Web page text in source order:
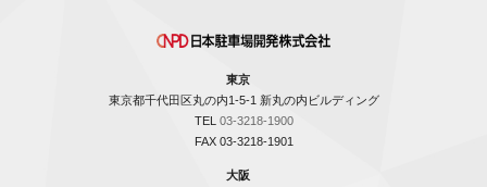
東京
東京都千代田区丸の内1-5-1 新丸の内ビルディング
TEL 03-3218-1900
FAX 03-3218-1901
大阪